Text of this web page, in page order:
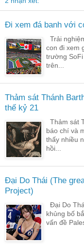
Đi xem đá banh với
Trải
con đi xem
trường SoFi
trên...
Thảm sát Thánh
thế kỷ 21
Thảm sát
báo chí và
thấy nhiều
hồi...
Đại Do Thái (The
Project)
Đại Do
khủng bố
vấn đề